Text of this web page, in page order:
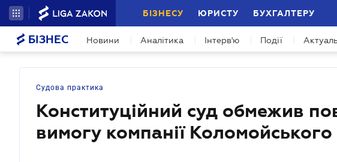
БІЗНЕСУ ЮРИСТУ БУХГАЛТЕРУ
БІЗНЕС Новини Аналітика Інтерв'ю Події
Судова практика
Конституційний суд обмежив
вимогу компанії Коломойського